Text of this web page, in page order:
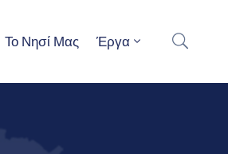
Το Νησί Μας Έργα